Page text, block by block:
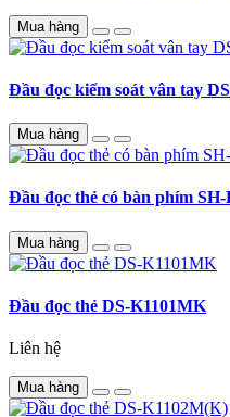
Mua hàng
Đầu đọc kiểm soát vân tay
Mua hàng
Đầu đọc thẻ có bàn phím
Mua hàng
Đầu đọc thẻ DS-K1101MK
Liên hệ
Mua hàng